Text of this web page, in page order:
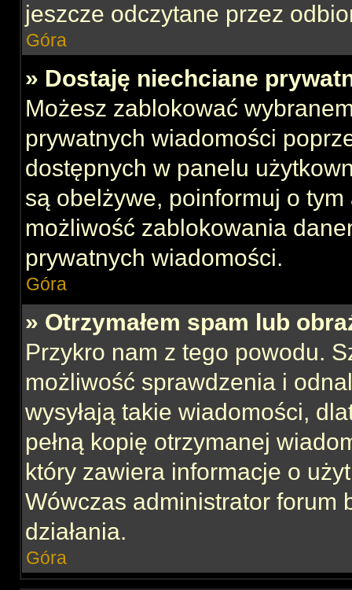
jeszcze odczytane przez
Góra
» Dostaję niechciane
Możesz zablokować
prywatnych wiadomości
dostępnych w panelu
są obelżywe, poinformuj o
możliwość zablokowania
prywatnych wiadomości.
Góra
» Otrzymałem spam lub
Przykro nam z tego powodu.
możliwość sprawdzenia i
wysyłają takie wiadomości,
pełną kopię otrzymanej
który zawiera informacje o
Wówczas administrator forum
działania.
Góra